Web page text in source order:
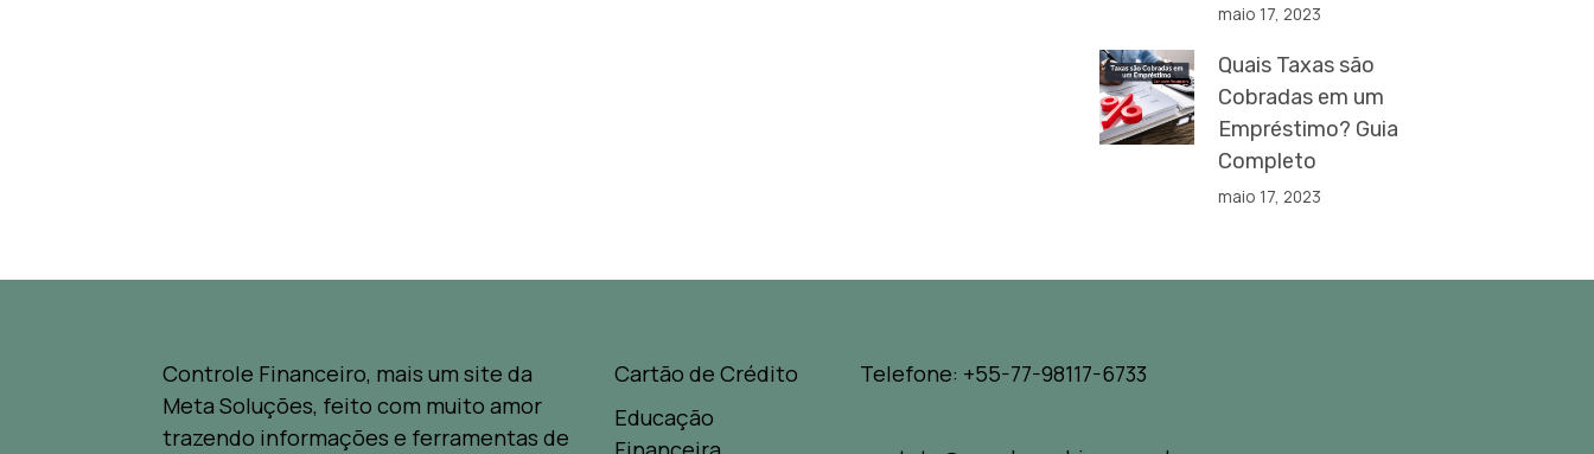
maio 17, 2023
Quais Taxas são
Cobradas em um
Empréstimo? Guia
Completo
maio 17, 2023
Controle Financeiro, mais um site da
Meta Soluções, feito com muito amor
trazendo informações e ferramentas de
Cartão de Crédito
Educação
Telefone: +55-77-98117-6733